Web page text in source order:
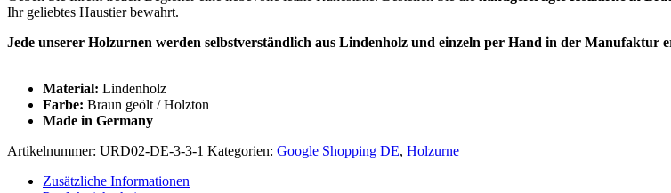
Ihr geliebtes Haustier bewahrt.
Jede unserer Holzurnen werden selbstverständlich aus Lindenholz und einzeln per Hand in der Manufaktur
Material: Lindenholz
Farbe: Braun geölt / Holzton
Made in Germany
Artikelnummer: URD02-DE-3-3-1 Kategorien: Google Shopping DE, Holzurne
Zusätzliche Informationen